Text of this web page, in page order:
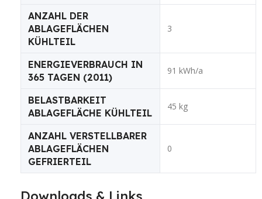
ANZAHL DER
ABLAGEFLÄCHEN
KÜHLTEIL
3
ENERGIEVERBRAUCH IN
365 TAGEN (2011)
91 kWh/a
BELASTBARKEIT
ABLAGEFLÄCHE KÜHLTEIL
45 kg
ANZAHL VERSTELLBARER
ABLAGEFLÄCHEN
GEFRIERTEIL
0